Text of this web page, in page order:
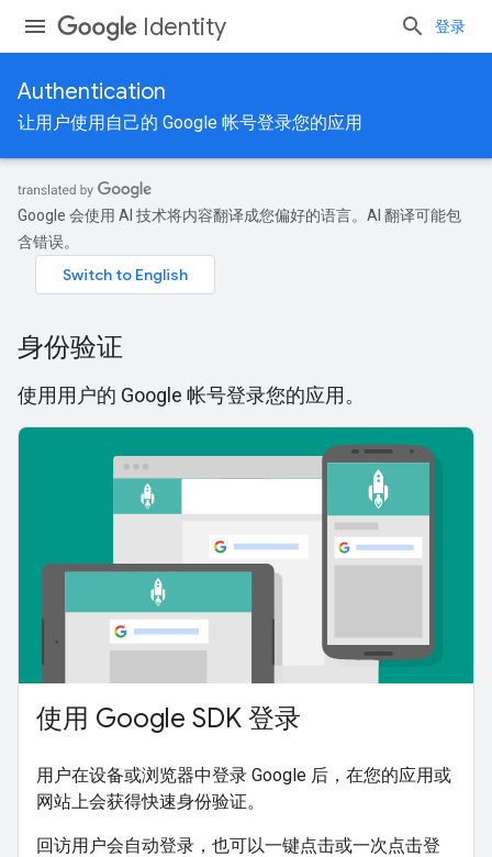
Identity 登录
Authentication
让用户使用自己的 Google 帐号登录您的应用
Google 会使用 AI 技术将内容翻译成您偏好的语言。AI 翻译可能包
含错误。
身份验证
使用用户的 Google 帐号登录您的应用。
使用 Google SDK 登录
用户在设备或浏览器中登录 Google 后，在您的应用或
网站上会获得快速身份验证。
回访用户会自动登录，也可以一键点击或一次点击登